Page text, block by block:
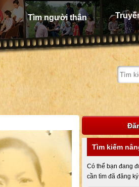
Tìm người thân
Tìm kiếm
Có thể bạn đang
cần tìm đã đăng